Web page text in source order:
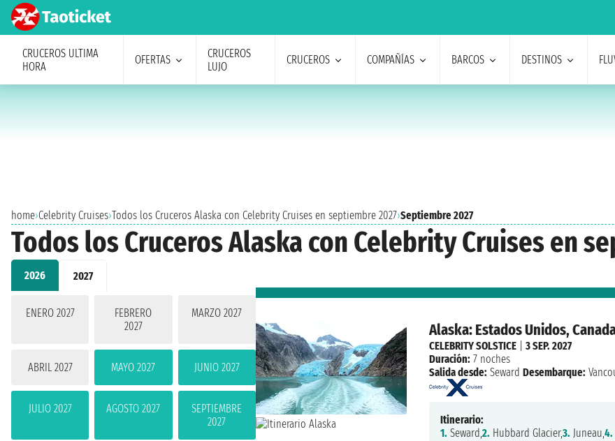
CRUCEROS ULTIMA
HORA
OFERTAS
CRUCEROS
LUJO
CRUCEROS COMPAÑÍAS BARCOS DESTINOS
home›Celebrity Cruises›Todos los Cruceros Alaska con Celebrity Cruises en septiembre 2027›Septiembre 2027
Todos los Cruceros Alaska con Celebrity Cruises en
2026 2027
ENERO 2027
FEBRERO
2027
MARZO 2027
ABRIL 2027 MAYO 2027 JUNIO 2027
JULIO 2027 AGOSTO 2027
SEPTIEMBRE
2027
Alaska: Estados Unidos,
CELEBRITY SOLSTICE |3 SEP. 2027
Duración: 7 noches
Salida desde: Seward Desembarque:
Itinerario:
1. Seward,2. Hubbard Glacier,3. Juneau,4.